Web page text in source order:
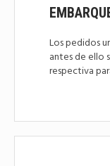
Los pedidos
antes de ello
respectiva